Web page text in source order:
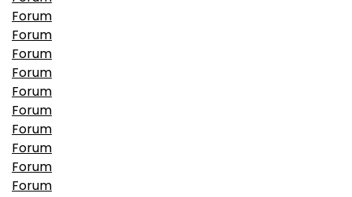
Forum
Forum
Forum
Forum
Forum
Forum
Forum
Forum
Forum
Forum